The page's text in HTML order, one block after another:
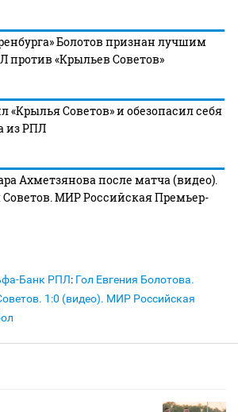
Болотов признан лучшим
против «Крыльев Советов»
«Крылья Советов» и обезопасил себя
из РПЛ
Ахметзянова после матча (видео).
Советов. МИР Российская Премьер-
Банк РПЛ: Гол Евгения Болотова.
1:0 (видео). МИР Российская